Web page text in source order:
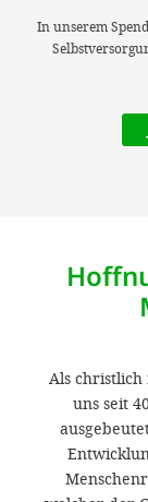
In unserem
Als
uns seit